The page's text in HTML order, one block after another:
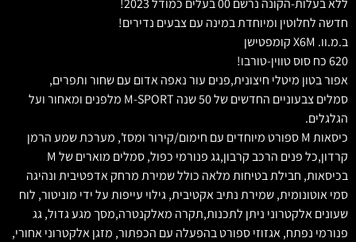
ללא בעלות-הקונה נרשם 00 בעלים כמודל 2023!
חדשה לחלוטין ומיוחדת במינה עם צבעים נדירים!
ב.מ.וו. X6M קומפטישן
620 כח סוס טווין-טורבו!
אפור בטון מיטלי חיצונית,פנים עור נאפה אדום עם שחור ותפרים,
סמלים צבעוניים החדשים של 50 שנה M-SPORT מלפנים ומאחור ועל
הגלגלים.
כיסאות M ספורט מיוחדים עם חימום/קירור ומסז', מערכת שמע הרמן
קרדון,כל פנים הרכב קרבון,גג פנורמי כפול, סמלים מוארים של M
בכיסאות, חבילת בטיחות מלאה כולל שמירת מרחק אדפטיבית ונהיגה
סמי אוטונומית, שמירת נתיב אקטיבית, גילוי עייפות על ידי מוניטור, לוח
שעונים אלקטרוני ניתן לתכנות,תקרה מאלקנטרה,מסך מגע גדול, גג
פנורמי נפתח, אגזוזי ספורט בהפעלה עם הכפתור, מזגן אלקטרוני אחורי,